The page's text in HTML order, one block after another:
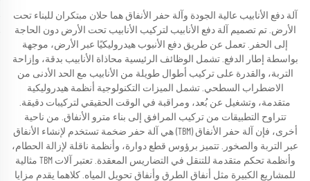
آلة دفع الأنابيب عالية الجودة وآلة حفر الأنفاق هما حلان مبتكران للبناء تحت
الأرض. تم تصميم آلة دفع الأنابيب لتركيب الأنابيب تحت الأرض دون الحاجة
إلى الحفر. تعمل عن طريق دفع الأنبوب هيدروليكيًا عبر الأرض، موجهة
بواسطة إطار الدفع. تشمل الوظائف الرئيسية محاذاة الأنابيب بدقة، وإزاحة
التربة، والقدرة على تركيب أطوال طويلة من الأنابيب مع الحد الأدنى من
الاضطراب السطحي. تشمل الميزات التكنولوجية أنظمة هيدروليكية
متقدمة، وتشغيل عن بُعد، ومراقبة في الوقت الحقيقي لتركيبات دقيقة.
تتراوح التطبيقات من تركيب المرافق إلى بناء مترو الأنفاق. من ناحية
أخرى، فإن آلة حفر الأنفاق (TBM) هي آلة حفر ضخمة تستخدم لإنشاء الأنفاق
عبر التربة والصخور. تتميز برؤوس قطع دوارة، وأنظمة ناقلة لإزالة الحطام،
وأنظمة تحكم متقدمة للتنقل في التضاريس المعقدة. تعتبر آلات TBM مثالية
للمشاريع الكبيرة مثل أنفاق الطرق وأنفاق تحويل المياه. كلاهما يقدم مزايا